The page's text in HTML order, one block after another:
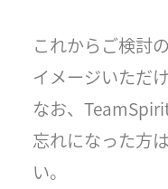
これからご検討
イメージいただ
なお、
忘れになった方
い。